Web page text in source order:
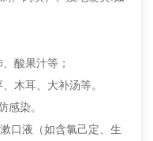
酸果汁等；
木耳、大补汤等。
染。
液（如含氯己定、生